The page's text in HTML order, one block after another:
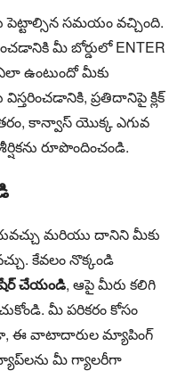
పెట్టాల్సిన సమయం వచ్చింది.
మీ బోర్డులో ENTER
ఉంటుందో మీకు
ప్రతిదానిపై క్లిక్
కాన్వాస్ యొక్క ఎగువ
రూపొందించండి.
మరియు దానిని మీకు
కేవలం నొక్కండి
చేయండి, ఆపై మీరు కలిగి
మీ పరికరం కోసం
ఈ వాటాదారుల మ్యాపింగ్
మీ గ్యాలరీగా